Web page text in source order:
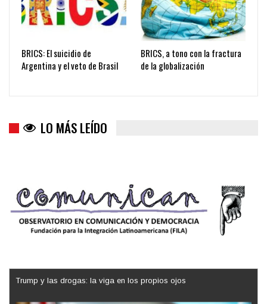
BRICS: El suicidio de
Argentina y el veto de Brasil
BRICS, a tono con la fractura
de la globalización
LO MÁS LEÍDO
Trump y las drogas: la viga en los propios ojos